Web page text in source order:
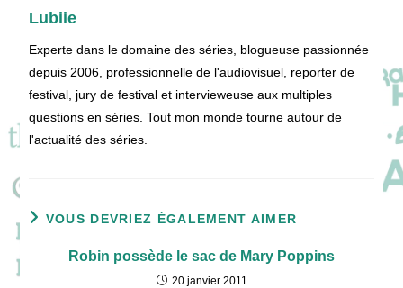
Lubiie
Experte dans le domaine des séries, blogueuse passionnée
depuis 2006, professionnelle de l'audiovisuel, reporter de
festival, jury de festival et intervieweuse aux multiples
questions en séries. Tout mon monde tourne autour de
l'actualité des séries.
VOUS DEVRIEZ ÉGALEMENT AIMER
Robin possède le sac de Mary Poppins
20 janvier 2011